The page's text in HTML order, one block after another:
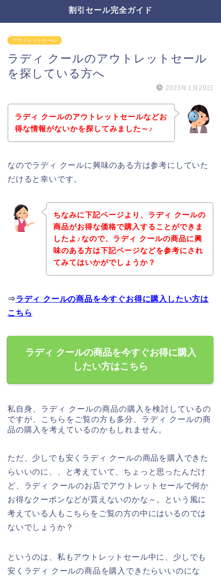
割引セール完全ガイド
アウトレットセール
ラディ クールのアウトレットセール
を探している方へ
2023年1月29日
ラディ クールのアウトレットセールなどお
得な情報がないかを探してみました～♪
なのでラディ クールに興味のある方は参考にしていた
だけると幸いです。
ちなみに下記ページより、ラディ クールの
商品がお得な価格で購入することができま
したよ♪なので、ラディ クールの商品に興
味のある方は下記ページなどを参考にされ
てみてはいかがでしょうか？
⇒ラディ クールの商品を今すぐお得に購入したい方は
こちら
ラディ クールの商品を今すぐお得に購入
したい方はこちら
私自身、ラディ クールの商品の購入を検討しているの
ですが、こちらをご覧の方も多分、ラディ クールの商
品の購入を考えているのかもしれません。
ただ、少しでも安くラディ クールの商品を購入できた
らいいのに、、と考えていて、ちょっと思ったんだけ
ど、ラディ クールのお店でアウトレットセールで何か
お得なクーポンなどが貰えないのかな～。という風に
考えている人もこちらをご覧の方の中にはいるのでは
ないでしょうか？
というのは、私もアウトレットセール中に、少しでも
安くラディ クールの商品を購入できたらいいのにな